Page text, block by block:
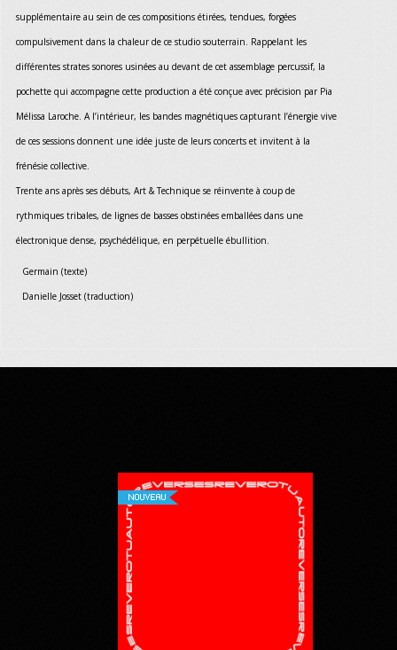
supplémentaire au sein de ces compositions étirées, tendues, forgées
compulsivement dans la chaleur de ce studio souterrain. Rappelant les
différentes strates sonores usinées au devant de cet assemblage percussif, la
pochette qui accompagne cette production a été conçue avec précision par Pia
Mélissa Laroche. A l’intérieur, les bandes magnétiques capturant l’énergie vive
de ces sessions donnent une idée juste de leurs concerts et invitent à la
frénésie collective.
Trente ans après ses débuts, Art & Technique se réinvente à coup de
rythmiques tribales, de lignes de basses obstinées emballées dans une
électronique dense, psychédélique, en perpétuelle ébullition.
Germain (texte)
Danielle Josset (traduction)
NOUVEAU